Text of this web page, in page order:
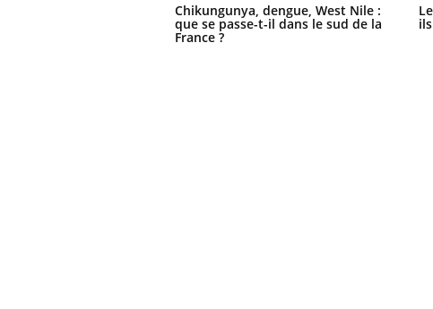
Chikungunya, dengue, West Nile :
que se passe-t-il dans le sud de la
France ?